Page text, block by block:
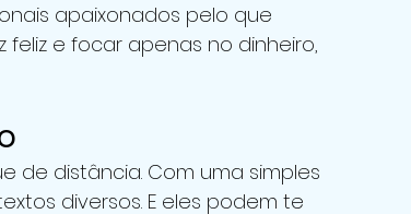
apaixonados pelo que
e focar apenas no dinheiro,
de distância. Com uma simples
diversos. E eles podem te